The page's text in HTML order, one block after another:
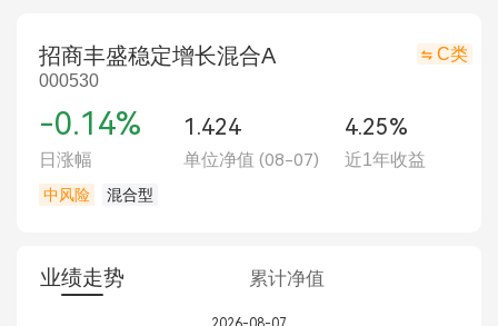
招商丰盛稳定增长混合A
000530
C类
-0.14% 1.424 4.25%
日涨幅 单位净值 (08-07) 近1年收益
中风险 混合型
业绩走势 累计净值